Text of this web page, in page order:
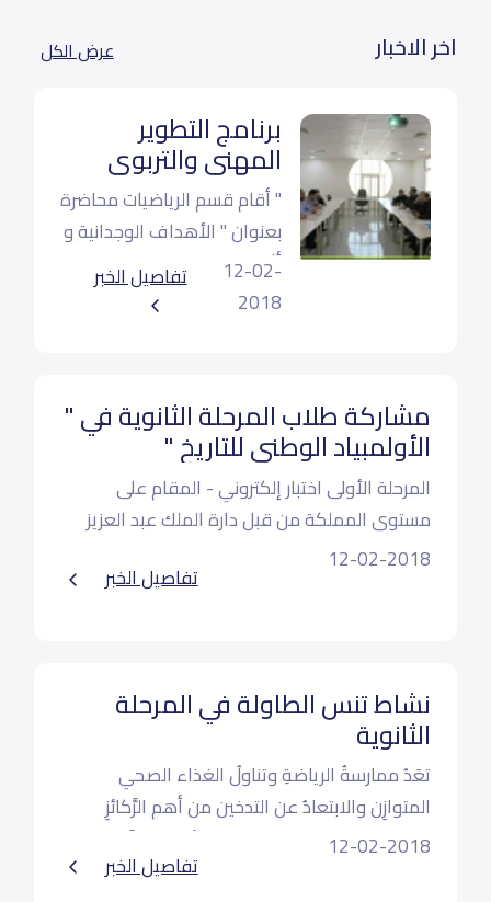
اخر الاخبار عرض الكل
برنامج التطوير
المهني والتربوي
" أقام قسم الرياضيات محاضرة
بعنوان " الأهداف الوجدانية و
أثرها في العملية التربوي
تقديم أ. محمد الزبداني
12-02-
2018
تفاصيل الخبر
مشاركة طلاب المرحلة الثانوية في "
الأولمبياد الوطني للتاريخ "
المرحلة الأولى اختبار إلكتروني - المقام على
مستوى المملكة من قبل دارة الملك عبد العزيز
بالتعاون مع وزارة التعليم
بإشراف أ. معاذ الشبانات
12-02-2018
تفاصيل الخبر
نشاط تنس الطاولة في المرحلة
الثانوية
تعَدُ ممارسةُ الرياضةِ وتناولُ الغذاء الصحي
المتوازِن والابتعادُ عن التدخين من أهم الرَّكائزِ
للمحافطةِ على سلامةِ القلبِ والأوعية الدَّمويَة
وبالتالي على صحةِ وسلامةِ الدّّورةِ الدَّمويّةِ
12-02-2018
تفاصيل الخبر